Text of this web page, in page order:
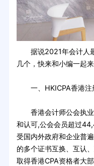
据说2021年会计人最
几个，快来和小编一起
一、HKICPA香港注
香港会计师公会执业
和认可,公会会员超过
受国内外政府和企业普
的多个证书互换、互认
取得香港CPA资格者大